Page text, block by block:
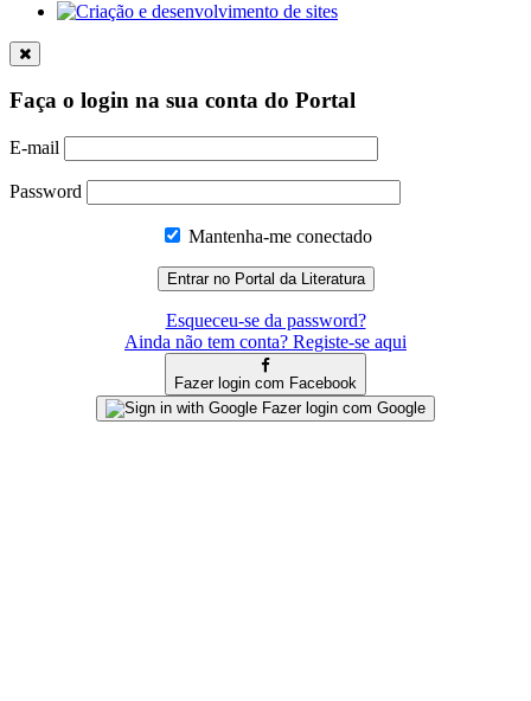
Faça o login na sua conta do Portal
E-mail
Password
Mantenha-me conectado
Esqueceu-se da password?
Ainda não tem conta? Registe-se aqui
Fazer login com Facebook
Fazer login com Google